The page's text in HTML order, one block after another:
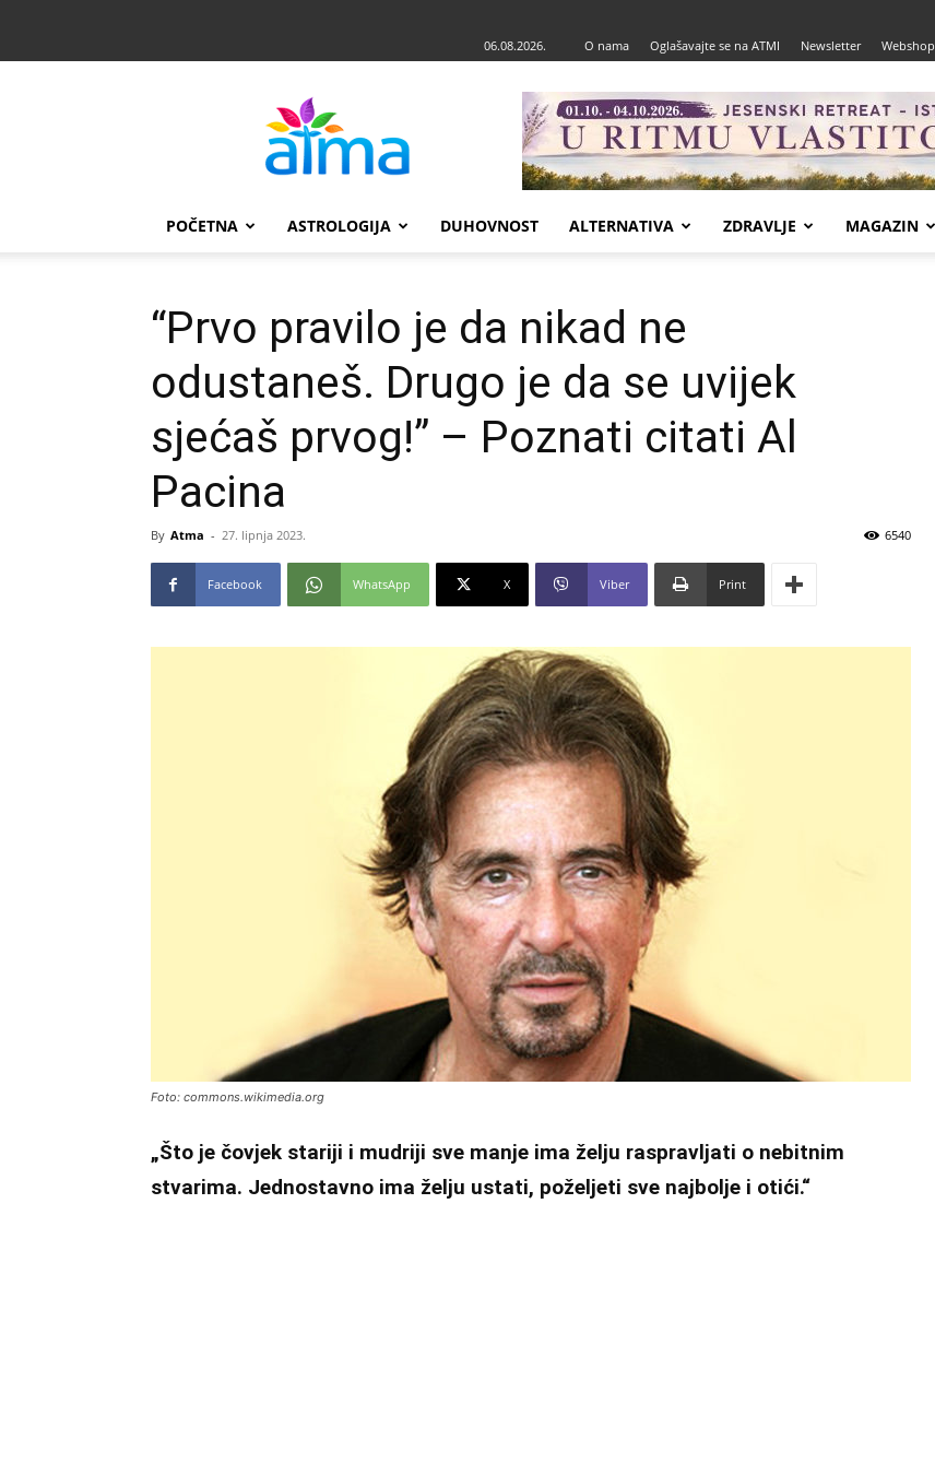
06.08.2026. O nama Oglašavajte se na ATMI Newsletter Webshop
POČETNA ASTROLOGIJA DUHOVNOST ALTERNATIVA ZDRAVLJE MAGAZIN
“Prvo pravilo je da nikad ne
odustaneš. Drugo je da se uvijek
sjećaš prvog!” – Poznati citati Al
Pacina
By Atma - 27. lipnja 2023. 6540
Facebook WhatsApp X Viber Print
Foto: commons.wikimedia.org
„Što je čovjek stariji i mudriji sve manje ima želju raspravljati o nebitnim
stvarima. Jednostavno ima želju ustati, poželjeti sve najbolje i otići.“